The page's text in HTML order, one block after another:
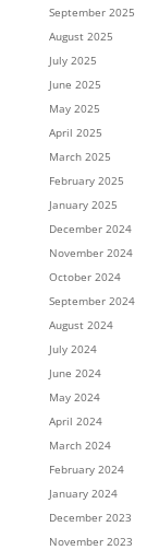
September 2025
August 2025
July 2025
June 2025
May 2025
April 2025
March 2025
February 2025
January 2025
December 2024
November 2024
October 2024
September 2024
August 2024
July 2024
June 2024
May 2024
April 2024
March 2024
February 2024
January 2024
December 2023
November 2023